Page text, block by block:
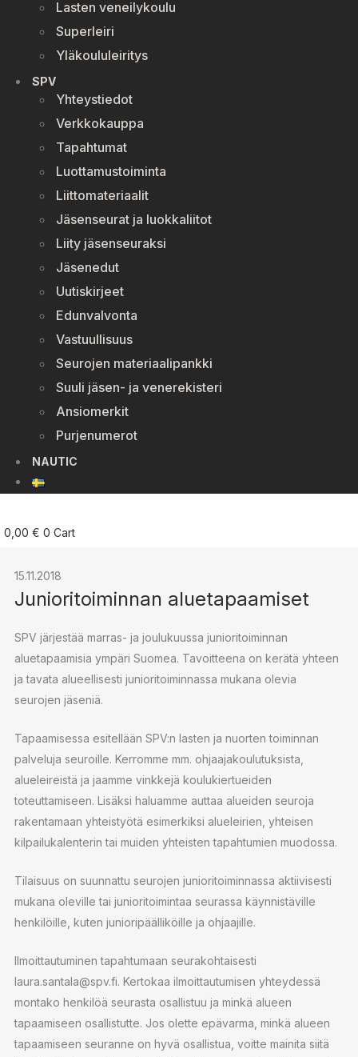
Lasten veneilykoulu
Superleiri
Yläkoululeiritys
SPV
Yhteystiedot
Verkkokauppa
Tapahtumat
Luottamustoiminta
Liittomateriaalit
Jäsenseurat ja luokkaliitot
Liity jäsenseuraksi
Jäsenedut
Uutiskirjeet
Edunvalvonta
Vastuullisuus
Seurojen materiaalipankki
Suuli jäsen- ja venerekisteri
Ansiomerkit
Purjenumerot
NAUTIC
0,00 € 0 Cart
15.11.2018
Junioritoiminnan aluetapaamiset
SPV järjestää marras- ja joulukuussa junioritoiminnan
aluetapaamisia ympäri Suomea. Tavoitteena on kerätä yhteen
ja tavata alueellisesti junioritoiminnassa mukana olevia
seurojen jäseniä.
Tapaamisessa esitellään SPV:n lasten ja nuorten toiminnan
palveluja seuroille. Kerromme mm. ohjaajakoulutuksista,
alueleireistä ja jaamme vinkkejä koulukiertueiden
toteuttamiseen. Lisäksi haluamme auttaa alueiden seuroja
rakentamaan yhteistyötä esimerkiksi alueleirien, yhteisen
kilpailukalenterin tai muiden yhteisten tapahtumien muodossa.
Tilaisuus on suunnattu seurojen junioritoiminnassa aktiivisesti
mukana oleville tai junioritoimintaa seurassa käynnistäville
henkilöille, kuten junioripäälliköille ja ohjaajille.
Ilmoittautuminen tapahtumaan seurakohtaisesti
laura.santala@spv.fi. Kertokaa ilmoittautumisen yhteydessä
montako henkilöä seurasta osallistuu ja minkä alueen
tapaamiseen osallistutte. Jos olette epävarma, minkä alueen
tapaamiseen seuranne on hyvä osallistua, voitte mainita siitä